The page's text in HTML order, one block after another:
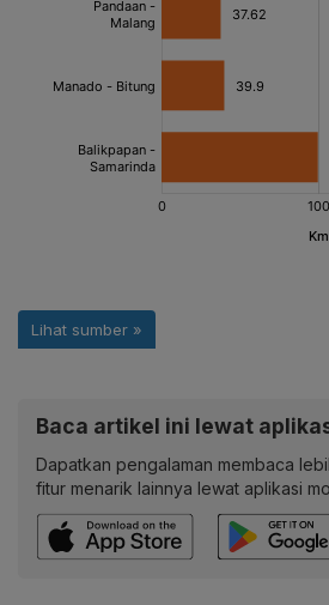
Baca artikel ini lewat
Dapatkan pengalaman membaca
fitur menarik lainnya lewat aplikasi